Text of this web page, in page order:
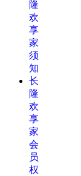
隆
欢
享
家
须
知
长
隆
欢
享
家
会
员
权